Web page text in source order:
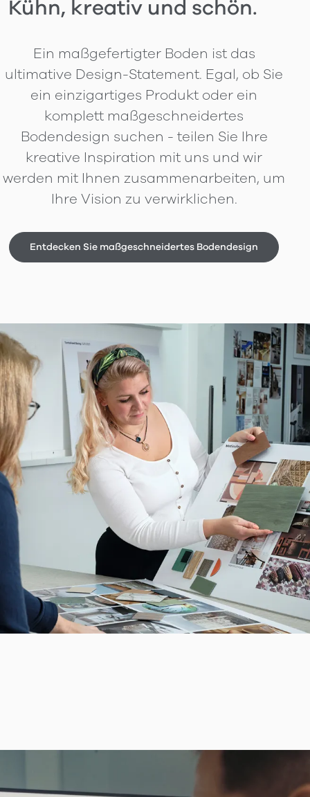
Kühn, kreativ und schön.
Ein maßgefertigter Boden ist das
ultimative Design-Statement. Egal, ob Sie
ein einzigartiges Produkt oder ein
komplett maßgeschneidertes
Bodendesign suchen - teilen Sie Ihre
kreative Inspiration mit uns und wir
werden mit Ihnen zusammenarbeiten, um
Ihre Vision zu verwirklichen.
Entdecken Sie maßgeschneidertes Bodendesign